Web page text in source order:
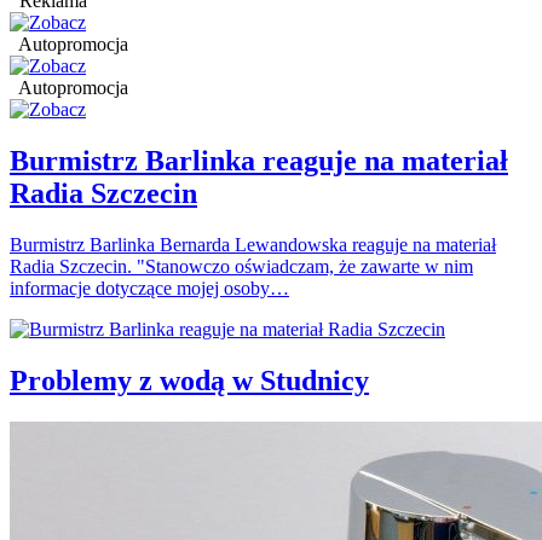
Autopromocja
Autopromocja
Burmistrz Barlinka reaguje na materiał
Radia Szczecin
Burmistrz Barlinka Bernarda Lewandowska reaguje na materiał
Radia Szczecin. "Stanowczo oświadczam, że zawarte w nim
informacje dotyczące mojej osoby…
Problemy z wodą w Studnicy